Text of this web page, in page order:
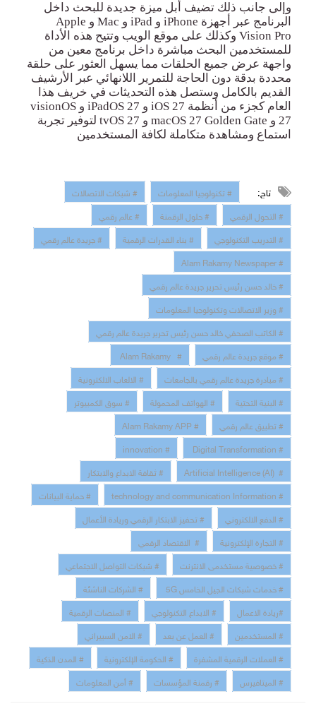
وإلى جانب ذلك تضيف أبل ميزة جديدة للبحث داخل
البرنامج عبر أجهزة
و و و Apple
Vision Pro وكذلك على موقع الويب وتتيح هذه الأداة
للمستخدمين البحث مباشرة داخل برنامج معين من
واجهة عرض جميع الحلقات مما يسهل العثور على حلقة
محددة بدقة دون الحاجة للتمرير اللانهائي عبر الأرشيف
القديم بالكامل وستصل هذه التحديثات في خريف هذا
العام كجزء من أنظمة
و و visionOS
27 و و
لتوفير تجربة
استماع ومشاهدة متكاملة لكافة المستخدمين
تاج: # تكنولوجيا المعلومات
# شبكات الاتصالات
# التحول الرقمي
# حلول الرقمنة
# عالم رقمي
# التدريب التكنولوجي
# بناء القدرات الرقمية
# جريدة عالم رقمي
# Alam Rakamy Newspaper
# خالد حسن رئيس تحرير جريدة عالم رقمي
# وزير الاتصالات وتكنولوجيا المعلومات
# الكاتب الصحفي خالد حسن رئيس تحرير جريدة عالم رقمي
# موقع جريدة عالم رقمي
# Alam Rakamy
# مبادرة جريدة عالم رقمي بالجامعات
# الالعاب الالكترونية
# البنية التحتية
# الهواتف المحمولة
# سوق الكمبيوتر
# تطبيق عالم رقمي
# Alam Rakamy APP
# Digital Transformation
# innovation
# Artificial Intelligence (AI)
# ثقافة الابداع والابتكار
# technology and communication Information
# حماية البيانات
# الدفع الالكتروني
# تحفيز الابتكار الرقمي وريادة الأعمال
# التجارة الإلكترونية
# الاقتصاد الرقمي
# خصوصية مستخدمى الانترنت
# شبكات التواصل الاجتماعي
# خدمات شبكات الجيل الخامس 5G
# الشركات الناشئة
#ريادة الاعمال
# الابداع التكنولوجي
# المنصات الرقمية
# المستخدمين
# العمل عن بعد
# الامن السبيراني
# العملات الرقمية المشفرة
# الحكومة الإلكترونية
# المدن الذكية
# الميتافيرس
# رقمنة المؤسسات # أمن المعلومات